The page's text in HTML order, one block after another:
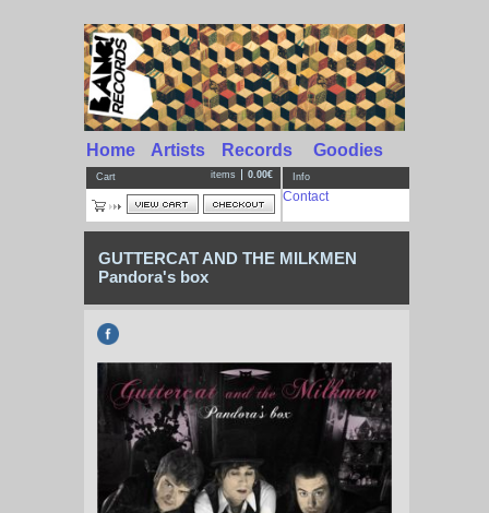
Home Artists Records Goodies
Cart items 0.00€ Info
Contact
GUTTERCAT AND THE MILKMEN
Pandora's box